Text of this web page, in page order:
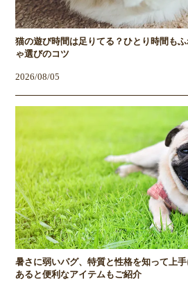
猫の遊び時間は足りてる？ひとり時間も
ゃ選びのコツ
2026/08/05
暑さに弱いパグ、特質と性格を知って上
あると便利なアイテムもご紹介